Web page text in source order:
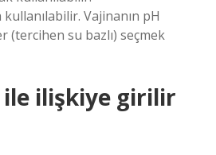
kullanılabilir. Vajinanın pH
(tercihen su bazlı) seçmek
ile ilişkiye girilir